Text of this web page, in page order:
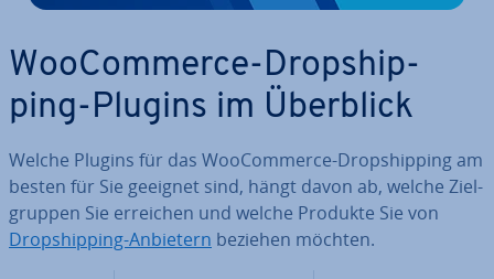
Woo­Com­mer­ce-Drop­ship­
ping-Plugins im Überblick
Welche Plugins für das Woo­Com­mer­ce-Drop­ship­ping am
besten für Sie geeignet sind, hängt davon ab, welche Ziel­
grup­pen Sie erreichen und welche Produkte Sie von
Drop­ship­ping-Anbietern beziehen möchten.